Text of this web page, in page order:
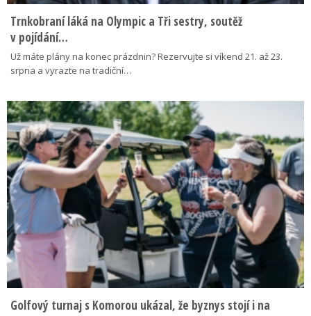
Trnkobraní láká na Olympic a Tři sestry, soutěž
v pojídání…
Už máte plány na konec prázdnin? Rezervujte si víkend 21. až 23.
srpna a vyrazte na tradiční…
Golfový turnaj s Komorou ukázal, že byznys stojí i na